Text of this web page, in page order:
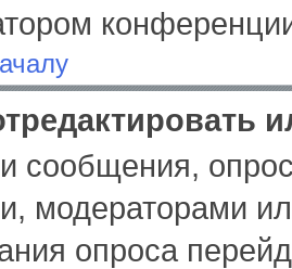
сообщения,
модераторами
опроса